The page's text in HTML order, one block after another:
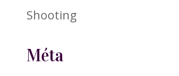
Shooting
Méta